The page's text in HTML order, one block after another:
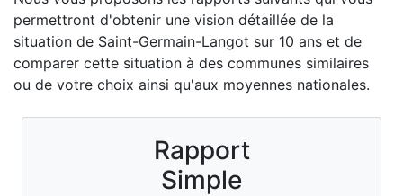
permettront d'obtenir une vision détaillée de la
situation de Saint-Germain-Langot sur 10 ans et de
comparer cette situation à des communes similaires
ou de votre choix ainsi qu'aux moyennes nationales.
Rapport
Simple